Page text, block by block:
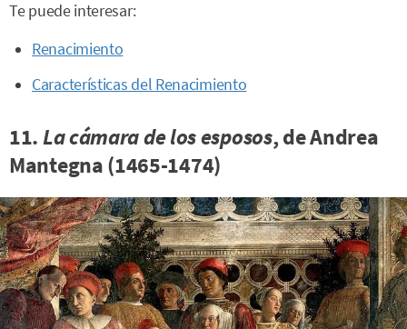
Te puede interesar:
Renacimiento
Características del Renacimiento
11.La cámara de los esposos, de Andrea
Mantegna (1465-1474)